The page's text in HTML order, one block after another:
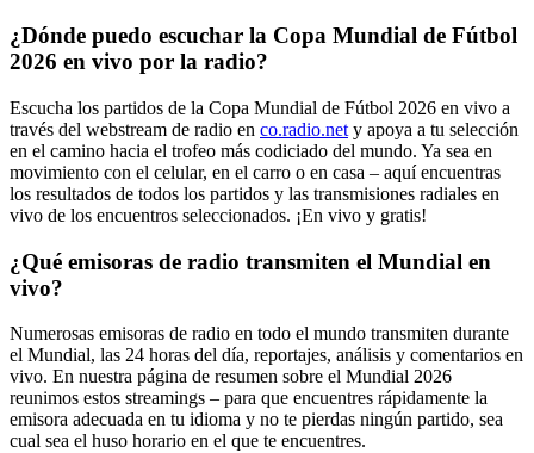
¿Dónde puedo escuchar la Copa Mundial de Fútbol
2026 en vivo por la radio?
Escucha los partidos de la Copa Mundial de Fútbol 2026 en vivo a
través del webstream de radio en co.radio.net y apoya a tu selección
en el camino hacia el trofeo más codiciado del mundo. Ya sea en
movimiento con el celular, en el carro o en casa – aquí encuentras
los resultados de todos los partidos y las transmisiones radiales en
vivo de los encuentros seleccionados. ¡En vivo y gratis!
¿Qué emisoras de radio transmiten el Mundial en
vivo?
Numerosas emisoras de radio en todo el mundo transmiten durante
el Mundial, las 24 horas del día, reportajes, análisis y comentarios en
vivo. En nuestra página de resumen sobre el Mundial 2026
reunimos estos streamings – para que encuentres rápidamente la
emisora adecuada en tu idioma y no te pierdas ningún partido, sea
cual sea el huso horario en el que te encuentres.